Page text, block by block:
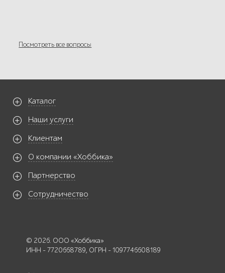
Посмотреть все вопросы
Каталог
Наши услуги
Клиентам
О компании «Хоббика»
Партнерство
Сотрудничество
© 2026. ООО «Хоббика»
ИНН - 7720668789, ОГРН - 1097746608189